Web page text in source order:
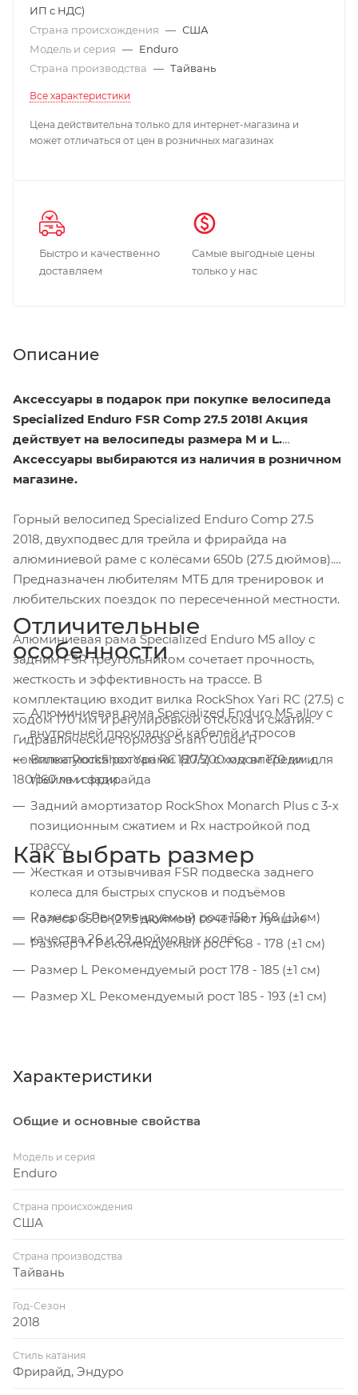
ИП с НДС)
Страна происхождения — США
Модель и серия — Enduro
Страна производства — Тайвань
Все характеристики
Цена действительна только для интернет-магазина и
может отличаться от цен в розничных магазинах
Быстро и качественно
доставляем
Самые выгодные цены
только у нас
Описание
Аксессуары в подарок при покупке велосипеда
Specialized Enduro FSR Comp 27.5 2018! Акция
действует на велосипеды размера M и L.
Аксессуары выбираются из наличия в розничном
магазине.
Горный велосипед Specialized Enduro Comp 27.5
2018, двухподвес для трейла и фрирайда на
алюминиевой раме с колёсами 650b (27.5 дюймов).
Предназначен любителям МТБ для тренировок и
любительских поездок по пересеченной местности.
Алюминиевая рама Specialized Enduro M5 alloy с
задним FSR треугольником сочетает прочность,
жесткость и эффективность на трассе. В
комплектацию входит вилка RockShox Yari RC (27.5) с
ходом 170 мм и регулировкой отскока и сжатия.
Гидравлические тормоза Sram Guide R
комплектуются роторами 180/200 мм впереди и
180/160 мм сзади.
Отличительные
особенности
Алюминиевая рама Specialized Enduro M5 alloy с
внутренней прокладкой кабелей и тросов
Вилка RockShox Yari RC (27.5) с ходом 170 мм для
трейла и фрирайда
Задний амортизатор RockShox Monarch Plus с 3-х
позиционным сжатием и Rx настройкой под
трассу
Жесткая и отзывчивая FSR подвеска заднего
колеса для быстрых спусков и подъёмов
Колёса 650b (27.5 дюймов) сочетают лучшие
качества 26 и 29 дюймовых колёс
Как выбрать размер
Размер S Рекомендуемый рост 158 - 168 (±1 см)
Размер M Рекомендуемый рост 168 - 178 (±1 см)
Размер L Рекомендуемый рост 178 - 185 (±1 см)
Размер XL Рекомендуемый рост 185 - 193 (±1 см)
Характеристики
Общие и основные свойства
Модель и серия
Enduro
Страна происхождения
США
Страна производства
Тайвань
Год-Сезон
2018
Стиль катания
Фрирайд, Эндуро